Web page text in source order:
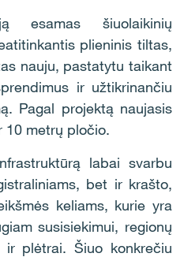
esamas šiuolaikinių
plieninis tiltas,
nauju, pastatytu taikant
ir užtikrinančiu
Pagal projektą naujasis
10 metrų pločio.
labai svarbu
bet ir krašto,
keliams, kurie yra
susisiekimui, regionų
ir plėtrai. Šiuo konkrečiu